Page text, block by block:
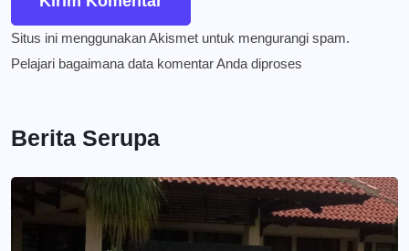
Situs ini menggunakan Akismet untuk mengurangi spam.
Pelajari bagaimana data komentar Anda diproses
Berita Serupa